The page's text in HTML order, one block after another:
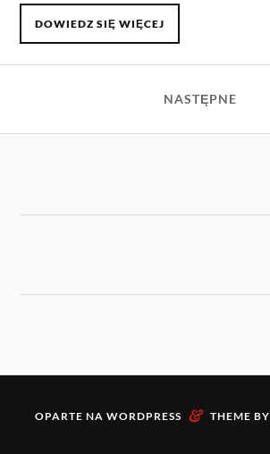
DOWIEDZ SIĘ WIĘCEJ
NASTĘPNE
OPARTE NA WORDPRESS & THEME BY